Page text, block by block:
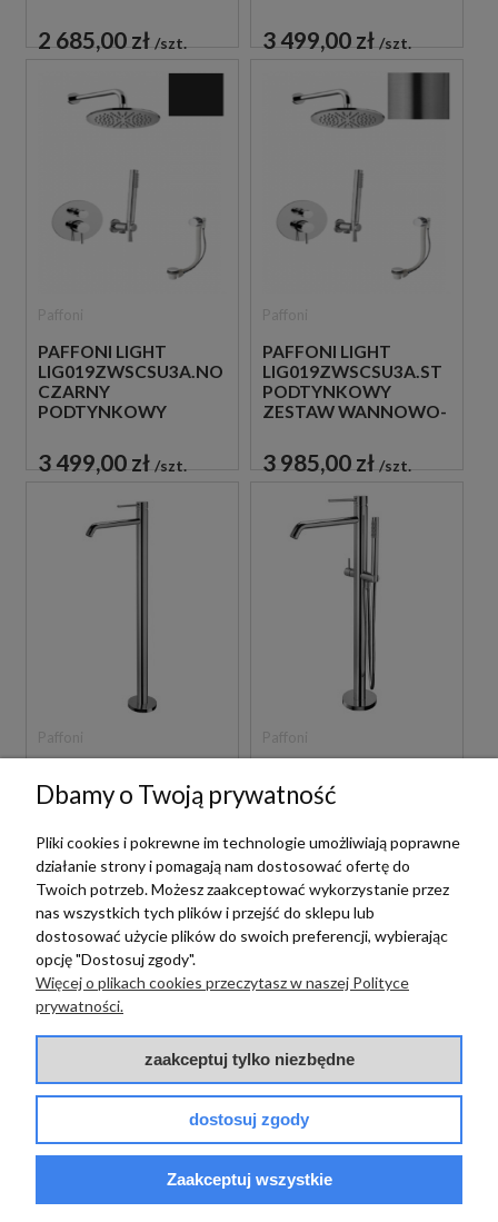
PRYSZNICOWY Z
NAPEŁNIANIEM
PRZEZ PRZELEW
2 685,00 zł szt.
NAPEŁNIANIEM
PRZEZ PRZELEW
3 499,00 zł szt.
PAFFONI LIGHT
LIG019ZWSCSU3A.NO
CZARNY
PODTYNKOWY
PRYSZNICOWY Z
NAPEŁNIANIEM
3 499,00 zł szt.
PAFFONI LIGHT
LIG019ZWSCSU3A.ST
PODTYNKOWY
ZESTAW WANNOWO-
NAPEŁNIANIEM
PRZEZ PRZELEW STAL
SZCZOTKOWANA
3 985,00 zł szt.
LIG031CR BATERIA
WANNOWA
WOLNOSTOJĄCA
CHROM
5 999,00 zł szt.
LIG032CR BATERIA
WOLNOSTOJĄCA
CHROM
6 399,00 zł szt.
LIG031NO BATERIA
WANNOWA
Paffoni
Dbamy o Twoją prywatność
Pliki cookies i pokrewne im technologie umożliwiają poprawne
działanie strony i pomagają nam dostosować ofertę do
Twoich potrzeb. Możesz zaakceptować wykorzystanie przez
nas wszystkich tych plików i przejść do sklepu lub
dostosować użycie plików do swoich preferencji, wybierając
opcję "Dostosuj zgody".
Więcej o plikach cookies przeczytasz w naszej Polityce
prywatności.
zaakceptuj tylko niezbędne
dostosuj zgody
Zaakceptuj wszystkie